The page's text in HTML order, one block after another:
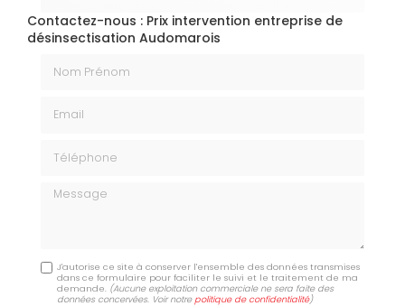
Contactez-nous : Prix intervention entreprise de
désinsectisation Audomarois
Message
J'autorise ce site à conserver l'ensemble des données transmises
dans ce formulaire pour faciliter le suivi et le traitement de ma
demande. (Aucune exploitation commerciale ne sera faite des
données concervées. Voir notrepolitique de confidentialité)